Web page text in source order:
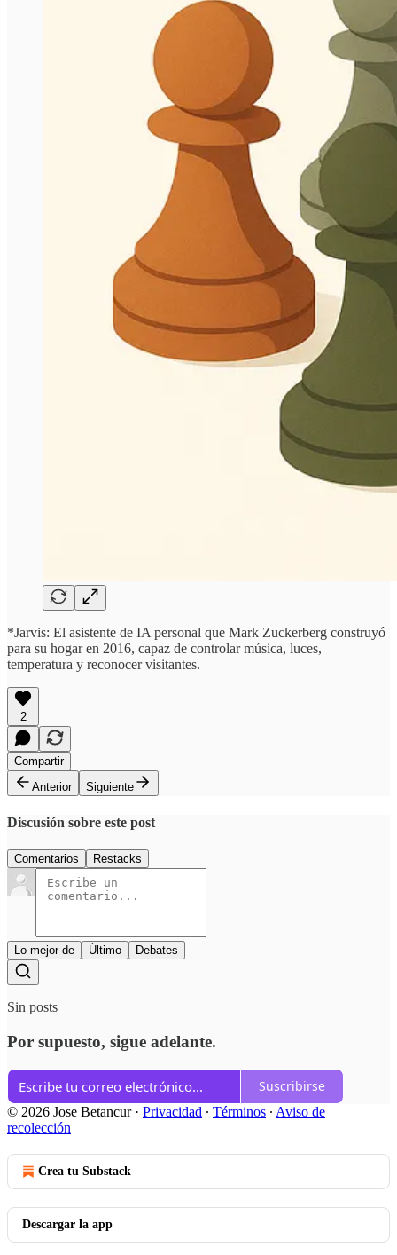
*Jarvis: El asistente de IA personal que Mark Zuckerberg construyó
para su hogar en 2016, capaz de controlar música, luces,
temperatura y reconocer visitantes.
2
Compartir
Anterior
Siguiente
Discusión sobre este post
Comentarios Restacks
Lo mejor de Último Debates
Sin posts
Por supuesto, sigue adelante.
Suscribirse
© 2026 Jose Betancur· Privacidad ∙ Términos ∙ Aviso de
recolección
Crea tu Substack
Descargar la app